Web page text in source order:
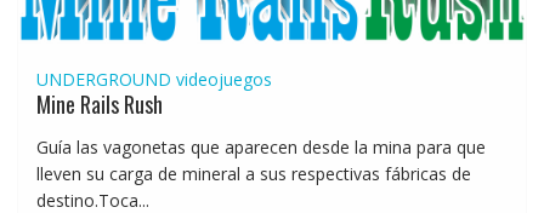
UNDERGROUND videojuegos
Mine Rails Rush
Guía las vagonetas que aparecen desde la mina para que
lleven su carga de mineral a sus respectivas fábricas de
destino.Toca...